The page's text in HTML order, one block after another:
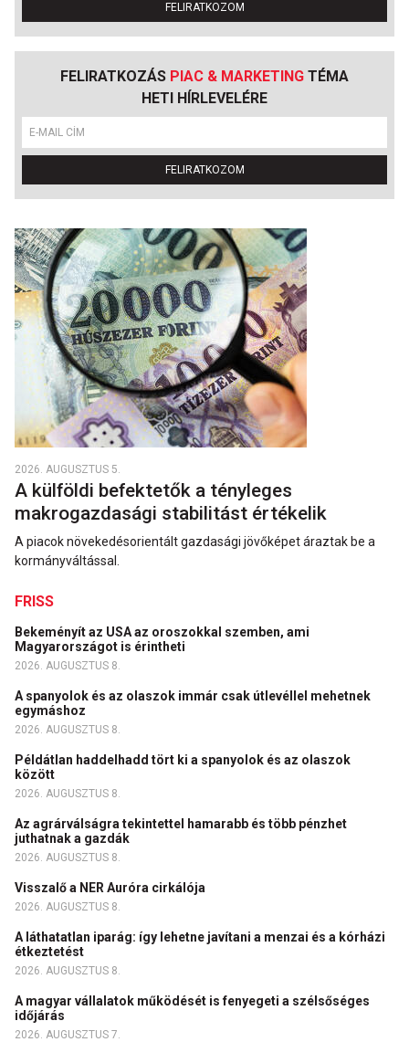
FELIRATKOZOM
FELIRATKOZÁS PIAC & MARKETING TÉMA
HETI HÍRLEVELÉRE
FELIRATKOZOM
2026. AUGUSZTUS 5.
A külföldi befektetők a tényleges
makrogazdasági stabilitást értékelik
A piacok növekedésorientált gazdasági jövőképet áraztak be a
kormányváltással.
FRISS
Bekeményít az USA az oroszokkal szemben, ami
Magyarországot is érintheti
2026. AUGUSZTUS 8.
A spanyolok és az olaszok immár csak útlevéllel mehetnek
egymáshoz
2026. AUGUSZTUS 8.
Példátlan haddelhadd tört ki a spanyolok és az olaszok
között
2026. AUGUSZTUS 8.
Az agrárválságra tekintettel hamarabb és több pénzhet
juthatnak a gazdák
2026. AUGUSZTUS 8.
Visszalő a NER Auróra cirkálója
2026. AUGUSZTUS 8.
A láthatatlan iparág: így lehetne javítani a menzai és a kórházi
étkeztetést
2026. AUGUSZTUS 8.
A magyar vállalatok működését is fenyegeti a szélsőséges
időjárás
2026. AUGUSZTUS 7.